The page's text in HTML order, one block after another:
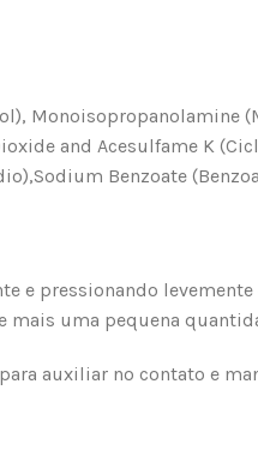
Monoisopropanolamine
and Acesulfame K
Benzoate
e pressionando
mais uma pequena
auxiliar no contato e